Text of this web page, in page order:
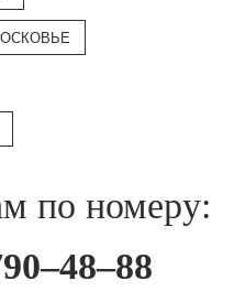
по номеру: